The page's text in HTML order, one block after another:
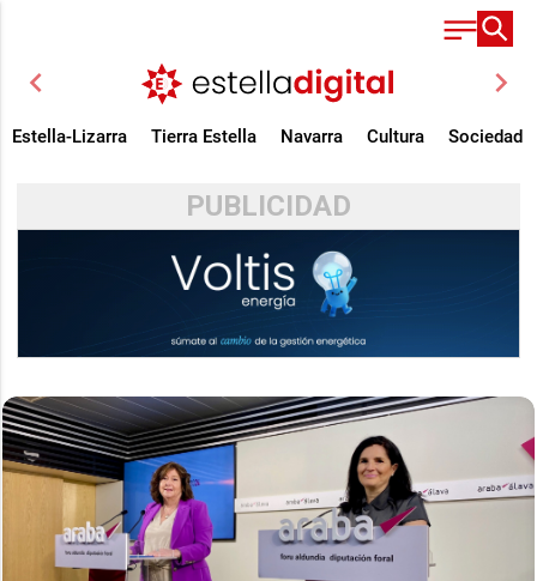
chevron_left chevron_right
Estella-Lizarra Tierra Estella Navarra Cultura Sociedad
PUBLICIDAD